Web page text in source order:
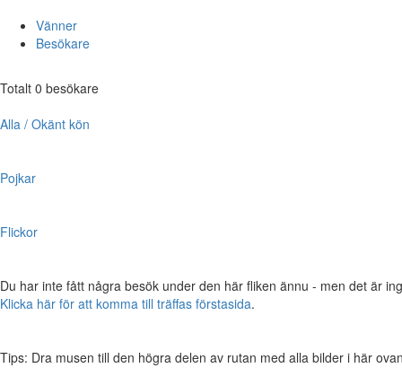
Vänner
Besökare
Totalt 0 besökare
Alla / Okänt kön
Pojkar
Flickor
Du har inte fått några besök under den här fliken ännu - men det är
Klicka här för att komma till träffas förstasida.
Tips: Dra musen till den högra delen av rutan med alla bilder i här